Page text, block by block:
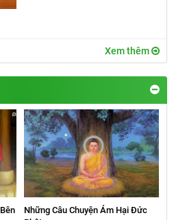
Xem thêm
Những Câu Chuyện Ám Hại Đức